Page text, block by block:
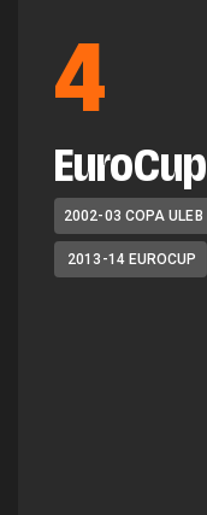
4
EuroCup
2002-03 COPA ULEB
2013-14 EUROCUP